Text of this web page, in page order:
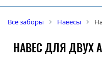
Все заборы Навесы
НАВЕС ДЛЯ ДВУХ